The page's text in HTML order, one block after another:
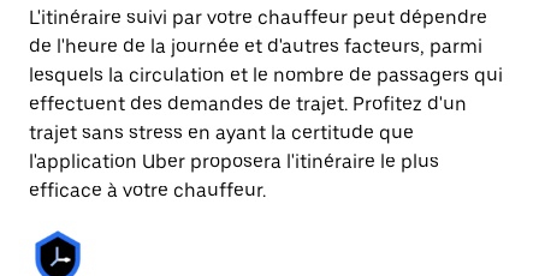
L'itinéraire suivi par votre chauffeur peut dépendre
de l'heure de la journée et d'autres facteurs, parmi
lesquels la circulation et le nombre de passagers qui
effectuent des demandes de trajet. Profitez d'un
trajet sans stress en ayant la certitude que
l'application Uber proposera l'itinéraire le plus
efficace à votre chauffeur.